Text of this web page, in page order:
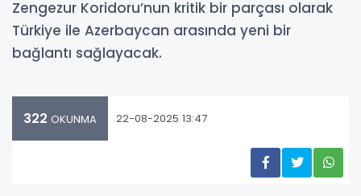
Zengezur Koridoru’nun kritik bir parçası olarak
Türkiye ile Azerbaycan arasında yeni bir
bağlantı sağlayacak.
322 OKUNMA 22-08-2025 13:47